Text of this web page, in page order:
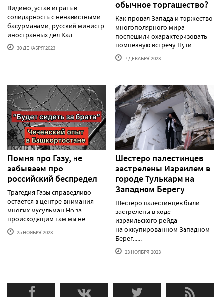
Видимо, устав играть в
солидарность с ненавистными
басурманами, русский министр
иностранных дел Кал......
30 ДЕКАБРЯ'2023
обычное торгашество?
Как провал Запада и торжество
многополярного мира
поспешили охарактеризовать
помпезную встречу Пути......
7 ДЕКАБРЯ'2023
Помня про Газу, не
забываем про
российский беспредел
Трагедия Газы справедливо
остается в центре внимания
многих мусульман.Но за
происходящим там мы не......
25 НОЯБРЯ'2023
Шестеро палестинцев
застрелены Израилем в
городе Тулькарм на
Западном Берегу
Шестеро палестинцев были
застрелены в ходе
израильского рейда
на оккупированном Западном
Берег......
23 НОЯБРЯ'2023